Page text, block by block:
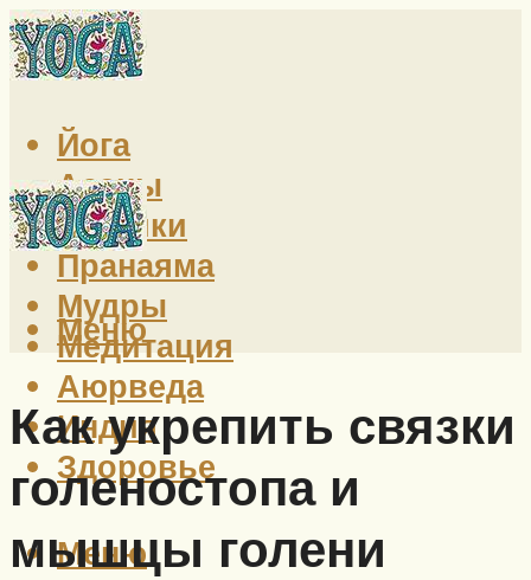
Йога
Асаны
Техники
Пранаяма
Мудры
Медитация
Аюрведа
Индия
Здоровье
Меню
Меню
Как укрепить связки
голеностопа и
мышцы голени